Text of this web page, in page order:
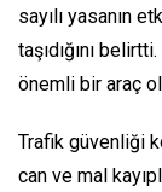
sayılı yasanın
taşıdığını
önemli bir araç
Trafik güvenliği
can ve mal